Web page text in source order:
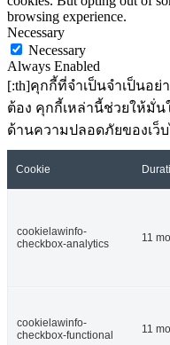
browsing experience.
Necessary
Necessary
Always Enabled
[:th]คุกกี้ที่จำเป็นจำเป็นอย่
ต้อง คุกกี้เหล่านี้ช่วยให้มั่
ด้านความปลอดภัยของเว็
Cookie
cookielawinfo-
checkbox-analytics
11
cookielawinfo-
checkbox-functional
11